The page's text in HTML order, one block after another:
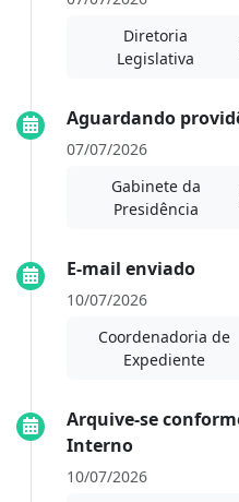
Diretoria
Legislativa
Aguardando
07/07/2026
Gabinete da
Presidência
E-mail enviado
10/07/2026
Coordenadoria de
Expediente
Arquive-se
Interno
10/07/2026